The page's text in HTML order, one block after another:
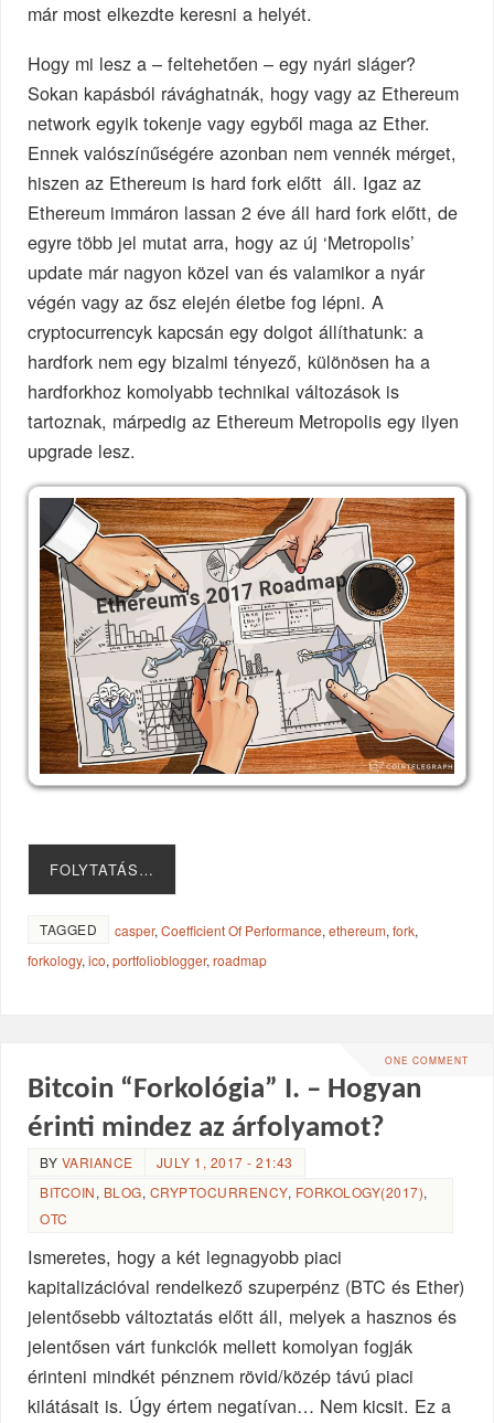
már most elkezdte keresni a helyét.
Hogy mi lesz a – feltehetően – egy nyári sláger?
Sokan kapásból rávághatnák, hogy vagy az Ethereum
network egyik tokenje vagy egyből maga az Ether.
Ennek valószínűségére azonban nem vennék mérget,
hiszen az Ethereum is hard fork előtt áll. Igaz az
Ethereum immáron lassan 2 éve áll hard fork előtt, de
egyre több jel mutat arra, hogy az új ‘Metropolis’
update már nagyon közel van és valamikor a nyár
végén vagy az ősz elején életbe fog lépni. A
cryptocurrencyk kapcsán egy dolgot állíthatunk: a
hardfork nem egy bizalmi tényező, különösen ha a
hardforkhoz komolyabb technikai változások is
tartoznak, márpedig az Ethereum Metropolis egy ilyen
upgrade lesz.
FOLYTATÁS…
TAGGED casper,Coefficient Of Performance,ethereum,fork,
forkology,ico,portfolioblogger,roadmap
ONE COMMENT
Bitcoin “Forkológia” I. – Hogyan
érinti mindez az árfolyamot?
BY VARIANCE
JULY 1, 2017 - 21:43
BITCOIN, BLOG, CRYPTOCURRENCY, FORKOLOGY(2017),
OTC
Ismeretes, hogy a két legnagyobb piaci
kapitalizációval rendelkező szuperpénz (BTC és Ether)
jelentősebb változtatás előtt áll, melyek a hasznos és
jelentősen várt funkciók mellett komolyan fogják
érinteni mindkét pénznem rövid/közép távú piaci
kilátásait is. Úgy értem negatívan… Nem kicsit. Ez a